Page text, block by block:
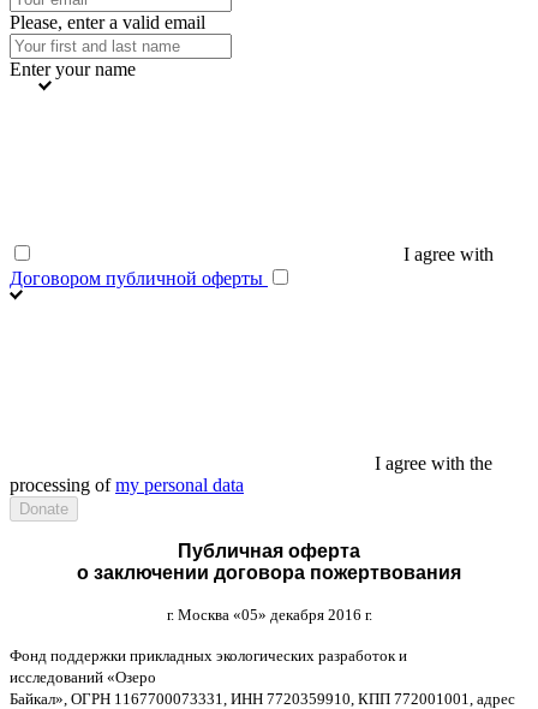
Please, enter a valid email
Enter your name
I agree with
Договором публичной оферты
I agree with the
processing ofmy personal data
Публичная оферта
о заключении договора пожертвования
г. Москва «05» декабря 2016 г.
Фонд поддержки прикладных экологических разработок и
исследований «Озеро
Байкал», ОГРН 1167700073331, ИНН 7720359910, КПП 772001001, адрес